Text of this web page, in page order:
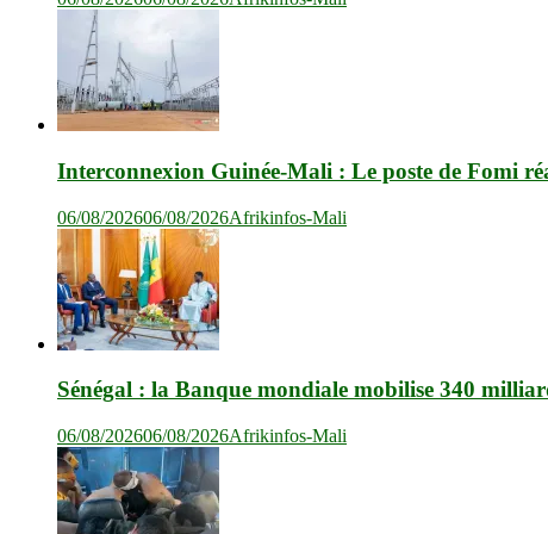
Interconnexion Guinée-Mali : Le poste de Fomi
06/08/202606/08/2026Afrikinfos-Mali
Sénégal : la Banque mondiale mobilise 340
06/08/202606/08/2026Afrikinfos-Mali